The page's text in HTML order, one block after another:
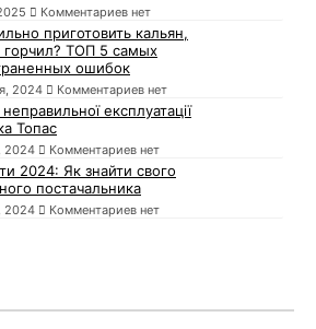
Комментариев нет
приготовить кальян,
горчил? ТОП 5 самых
ошибок
2024 Комментариев нет
експлуатації
Топас
2024 Комментариев нет
2024: Як знайти свого
постачальника
2024 Комментариев нет